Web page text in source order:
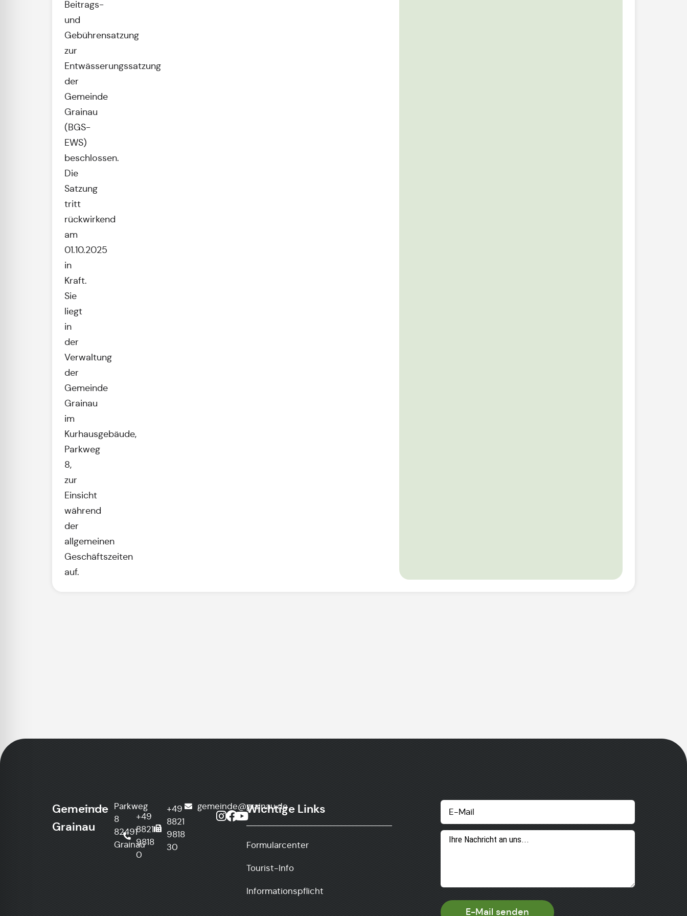
Beitrags-
und
Gebührensatzung
zur
Entwässerungssatzung
der
Gemeinde
Grainau
(BGS-
EWS)
beschlossen.
Die
Satzung
tritt
rückwirkend
am
01.10.2025
in
Kraft.
Sie
liegt
in
der
Verwaltung
der
Gemeinde
Grainau
im
Kurhausgebäude,
Parkweg
8,
zur
Einsicht
während
der
allgemeinen
Geschäftszeiten
auf.
Gemeinde
Grainau
Parkweg
8
82491
Grainau
+49
8821
9818
0
+49
8821
9818
30
gemeinde@grainau.de
Wichtige Links
Formularcenter
Tourist-Info
Informationspflicht
E-Mail senden